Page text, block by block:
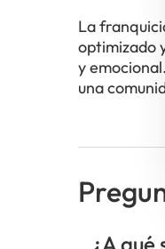
La
optimizado
y
una